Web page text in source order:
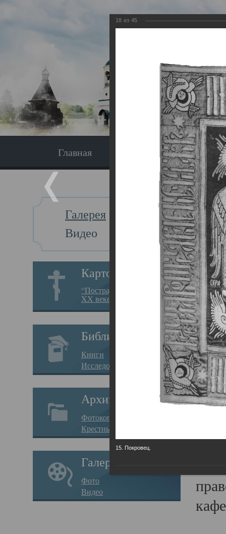
Главная Экскурсия
Галерея
Видео
Картотека
“Пострадавшие за веру в
XX веке на Севере”
Библиотека
Книги
Исследования
Архив
Фотокопии дел
Крестные ходы
Галерея
Фото
Видео
Главная
18 из 45
15. Покровец.